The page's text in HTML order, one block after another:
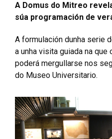
A Domus do Mitreo
súa programación de
A formulación dunha serie
a unha visita guiada na
poderá mergullarse nos
do Museo Universitario.